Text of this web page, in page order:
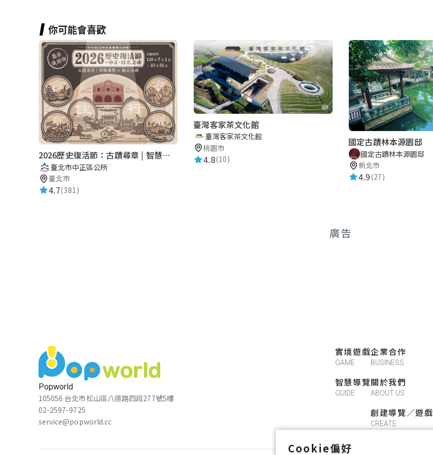
你可能會喜歡
2026歷史復活節：古蹟尋章 | 智慧導覽 × 拾光尋禮
臺北市中正區公所
臺北市
4.7(381)
臺灣客家茶文化館
臺灣客家茶文化館
桃園市
4.8(10)
國定古蹟林本源園邸
國定古蹟林本源園邸
新北市
4.9(27)
廣告
Popworld
105056 台北市松山區八德路四段277號5樓
02-2597-9725
service@popworld.cc
實境遊戲
GAME
智慧導覽
GUIDE
企業合作
BUSINESS
關於我們
ABOUT US
創建導覽／遊戲
CREATE
Cookie偏好